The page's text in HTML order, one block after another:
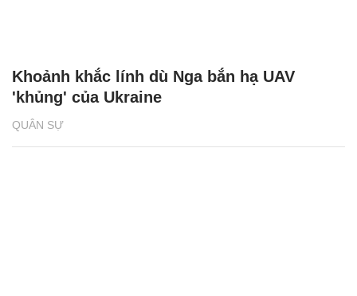
QUÂN SỰ
Khoảnh khắc lính dù Nga bắn hạ UAV
'khủng' của Ukraine